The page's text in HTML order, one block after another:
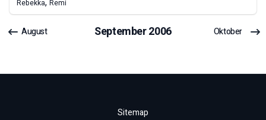
Rebekka Remi
August September2006 Oktober
Sitemap